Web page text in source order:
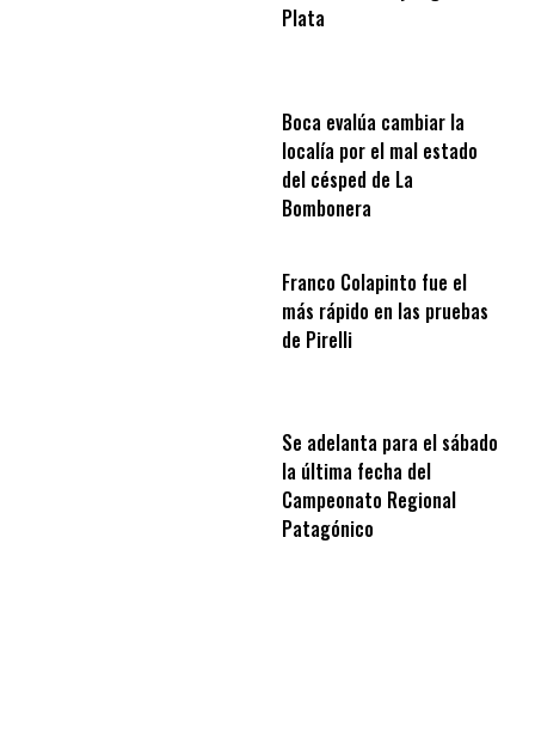
Plata
Boca evalúa cambiar la
localía por el mal estado
del césped de La
Bombonera
Franco Colapinto fue el
más rápido en las pruebas
de Pirelli
Se adelanta para el sábado
la última fecha del
Campeonato Regional
Patagónico